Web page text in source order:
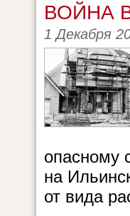
ВОЙНА
1 Декабря
опасному
на
от вида